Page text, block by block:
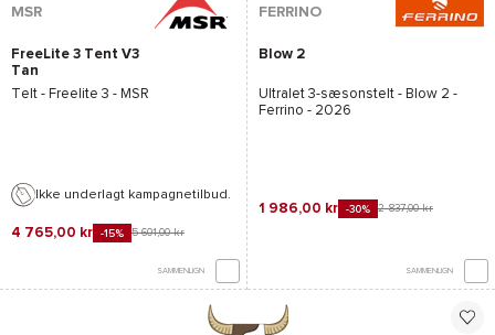
MSR
FreeLite 3 Tent V3
Tan
Telt - Freelite 3 - MSR
Ikke underlagt kampagnetilbud.
4 765,00 kr -15% 5 601,00 kr
SAMMENLIGN
FERRINO
Blow 2
Ultralet 3-sæsonstelt - Blow 2 -
Ferrino - 2026
1 986,00 kr -30% 2 837,00 kr
SAMMENLIGN